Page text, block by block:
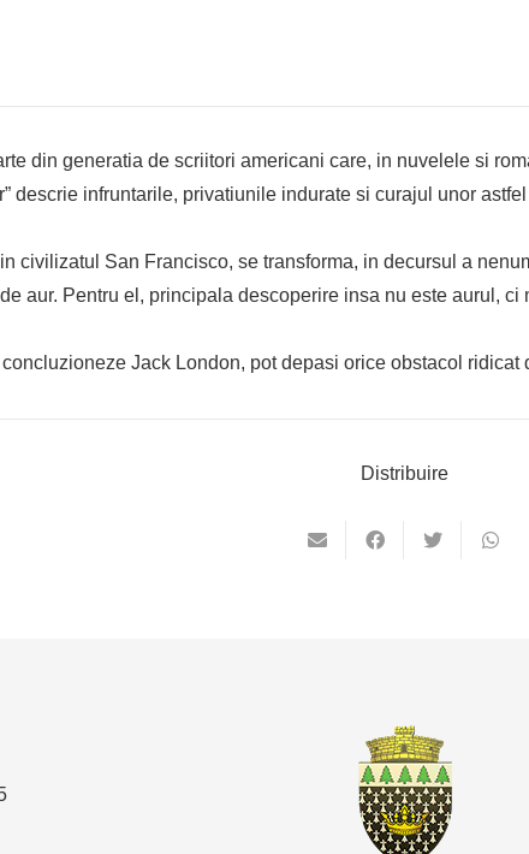
din generatia de scriitori americani care, in nuvelele si
descrie infruntarile, privatiunile indurate si curajul unor
civilizatul San Francisco, se transforma, in decursul a
aur. Pentru el, principala descoperire insa nu este aurul,
Jack London, pot depasi orice obstacol ridicat
Distribuire